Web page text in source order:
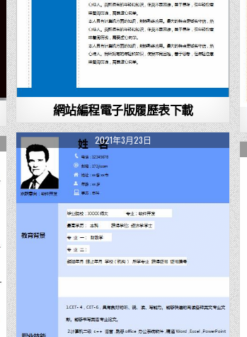
網站編程電子版履歷表下載
2021年3月23日